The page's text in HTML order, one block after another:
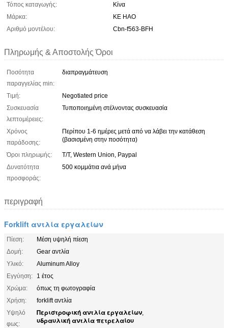
Τόπος καταγωγής:
Κίνα
Μάρκα:
KE HAO
Αριθμό μοντέλου:
Cbn-f563-BFH
Πληρωμής & Αποστολής Όροι
Ποσότητα
παραγγελίας min:
διαπραγμάτευση
Τιμή:
Negotiated price
Συσκευασία
λεπτομέρειες:
Τυποποιημένη στέλνοντας συσκευασία
Χρόνος
παράδοσης:
Περίπου 1-6 ημέρες μετά από να λάβει την κατάθεση
(βασισμένη στην ποσότητα)
Όροι πληρωμής:
T/T, Western Union, Paypal
Δυνατότητα
προσφοράς:
500 κομμάτια ανά μήνα
περιγραφή
Forklift αντλία εργαλείων
Πίεση:
Μέση υψηλή πίεση
Δομή:
Gear αντλία
Υλικό:
Aluminum Alloy
Εγγύηση:
1 έτος
Χρώμα:
όπως τη φωτογραφία
Χρήση:
forklift αντλία
Υψηλό
φως:
Περιστροφική αντλία εργαλείων,
υδραυλική αντλία πετρελαίου